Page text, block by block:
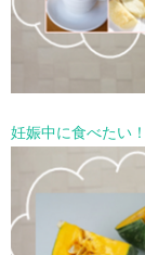
妊娠中に食べたい